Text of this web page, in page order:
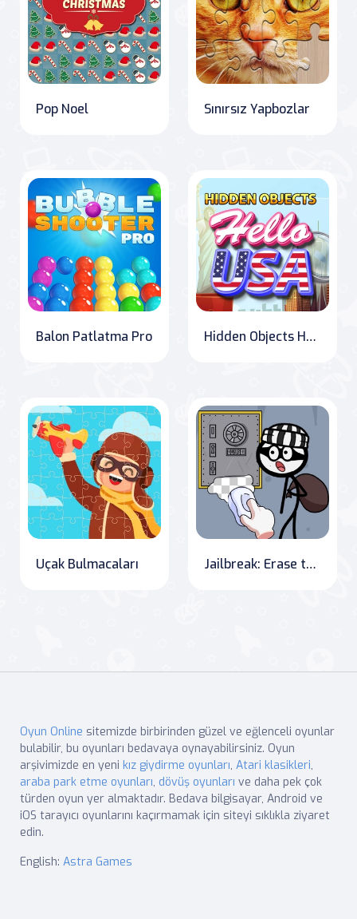
Pop Noel Sınırsız Yapbozlar
Balon Patlatma Pro Hidden Objects Hello USA
Uçak Bulmacaları Jailbreak: Erase to Escape
Oyun Online sitemizde birbirinden güzel ve eğlenceli oyunlar
bulabilir, bu oyunları bedavaya oynayabilirsiniz. Oyun
arşivimizde en yeni kız giydirme oyunları, Atari klasikleri,
araba park etme oyunları, dövüş oyunları ve daha pek çok
türden oyun yer almaktadır. Bedava bilgisayar, Android ve
iOS tarayıcı oyunlarını kaçırmamak için siteyi sıklıkla ziyaret
edin.
English: Astra Games